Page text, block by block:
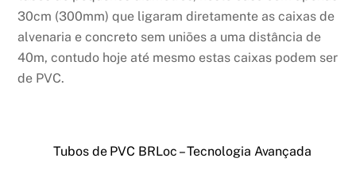
30cm (300mm) que ligaram diretamente as caixas de
alvenaria e concreto sem uniões a uma distância de
40m, contudo hoje até mesmo estas caixas podem ser
de PVC.
Tubos de PVC BRLoc – Tecnologia Avançada